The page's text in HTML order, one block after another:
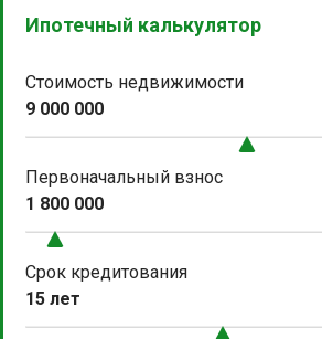
Ипотечный калькулятор
Стоимость недвижимости
9 000 000
Первоначальный взнос
1 800 000
Срок кредитования
15 лет